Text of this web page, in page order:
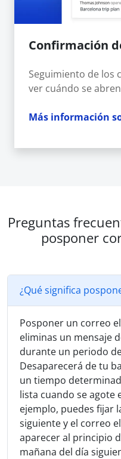
Confirmación
Seguimiento de los
ver cuándo se
Más información
Preguntas
posponer
¿Qué significa
Posponer un correo
eliminas un mensaje
durante un periodo
Desaparecerá de tu
un tiempo
lista cuando se agote
ejemplo, puedes fijar
siguiente y el correo
aparecer al principio
mañana del día